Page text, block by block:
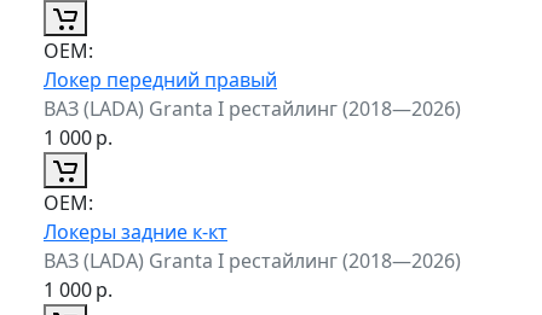
ОЕМ:
Локер передний правый
ВАЗ (LADA) Granta I рестайлинг (2018—2026)
1 000р.
ОЕМ:
Локеры задние к-кт
ВАЗ (LADA) Granta I рестайлинг (2018—2026)
1 000р.